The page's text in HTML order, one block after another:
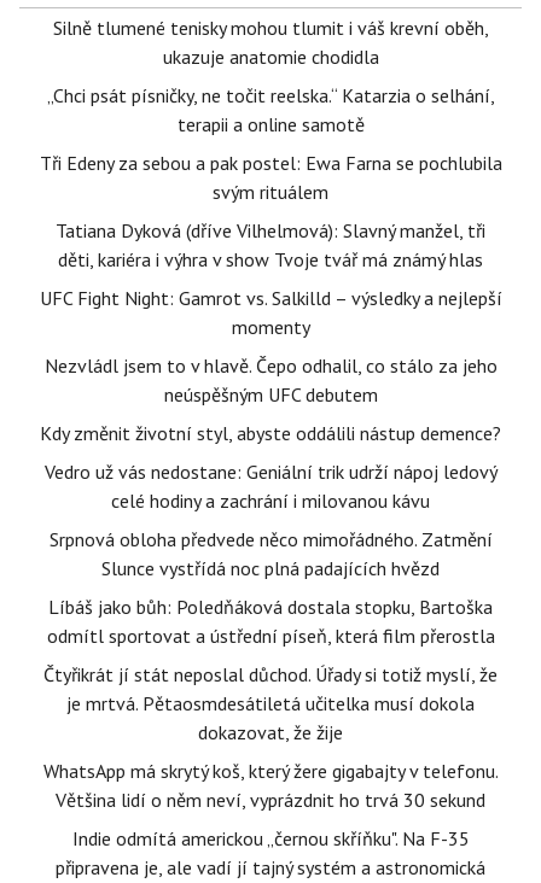
Silně tlumené tenisky mohou tlumit i váš krevní oběh,
ukazuje anatomie chodidla
„Chci psát písničky, ne točit reelska.“ Katarzia o selhání,
terapii a online samotě
Tři Edeny za sebou a pak postel: Ewa Farna se pochlubila
svým rituálem
Tatiana Dyková (dříve Vilhelmová): Slavný manžel, tři
děti, kariéra i výhra v show Tvoje tvář má známý hlas
UFC Fight Night: Gamrot vs. Salkilld – výsledky a nejlepší
momenty
Nezvládl jsem to v hlavě. Čepo odhalil, co stálo za jeho
neúspěšným UFC debutem
Kdy změnit životní styl, abyste oddálili nástup demence?
Vedro už vás nedostane: Geniální trik udrží nápoj ledový
celé hodiny a zachrání i milovanou kávu
Srpnová obloha předvede něco mimořádného. Zatmění
Slunce vystřídá noc plná padajících hvězd
Líbáš jako bůh: Poledňáková dostala stopku, Bartoška
odmítl sportovat a ústřední píseň, která film přerostla
Čtyřikrát jí stát neposlal důchod. Úřady si totiž myslí, že
je mrtvá. Pětaosmdesátiletá učitelka musí dokola
dokazovat, že žije
WhatsApp má skrytý koš, který žere gigabajty v telefonu.
Většina lidí o něm neví, vyprázdnit ho trvá 30 sekund
Indie odmítá americkou „černou skříňku". Na F-35
připravena je, ale vadí jí tajný systém a astronomická